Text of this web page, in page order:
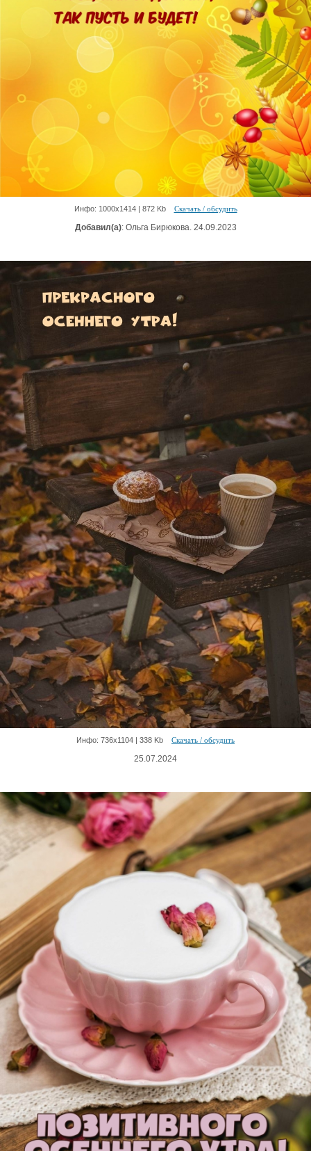
Инфо: 1000х1414 | 872 Kb Скачать / обсудить
Добавил(а): Ольга Бирюкова. 24.09.2023
Инфо: 736х1104 | 338 Kb Скачать / обсудить
25.07.2024